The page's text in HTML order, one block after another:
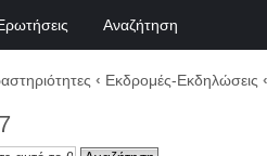
Αναζήτηση
‹ Εκδρομές-Εκδηλώσεις ‹